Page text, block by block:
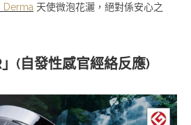
Derma 天使微泡花灑，絕對係安心之
(自發性感官經絡反應)